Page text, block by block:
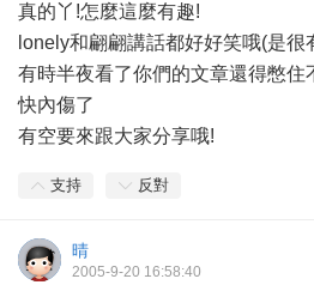
真的丫!怎麼這麼有趣!
lonely和翩翩講話都好好笑哦(是很
有時半夜看了你們的文章還得憋住
快內傷了
有空要來跟大家分享哦!
支持 反對
晴
2005-9-20 16:58:40